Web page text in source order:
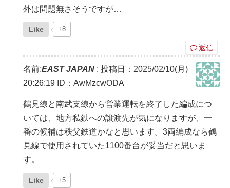
外は問題無さそうですが…
Like +8
返信
名前:EAST JAPAN : 投稿日：2025/02/10(月)
20:26:19 ID：AwMzcwODA
鶴見線と南武支線から営業運転を終了した編成につ
いては、地方私鉄への譲渡先が気になりますが、一
番の候補は秩父鉄道かなと思います。3両編成なら鶴
見線で使用されていた1100番台が妥当だと思いま
す。
Like +5